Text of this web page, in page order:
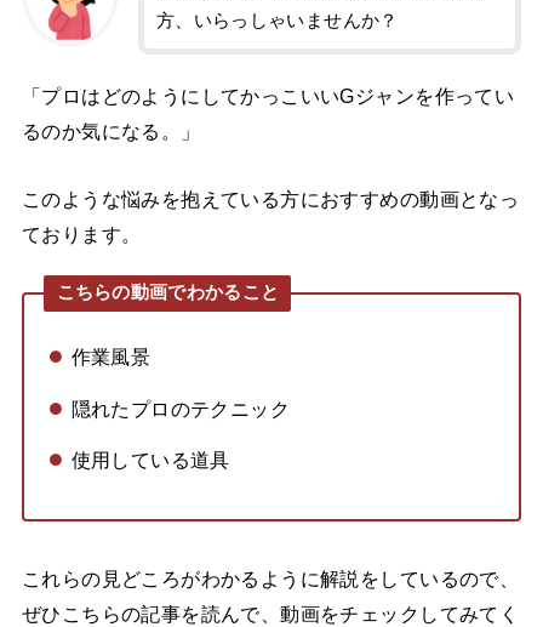
方、いらっしゃいませんか？
「プロはどのようにしてかっこいいGジャンを作ってい
るのか気になる。」
このような悩みを抱えている方におすすめの動画となっ
ております。
こちらの動画でわかること
作業風景
隠れたプロのテクニック
使用している道具
これらの見どころがわかるように解説をしているので、
ぜひこちらの記事を読んで、動画をチェックしてみてく